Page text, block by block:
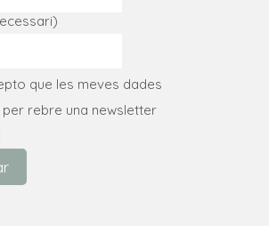
que les meves dades
per rebre una newsletter